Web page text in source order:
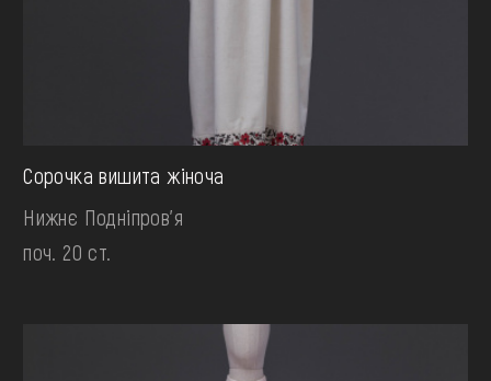
Сорочка вишита жіноча
Нижнє Подніпров'я
поч. 20 ст.